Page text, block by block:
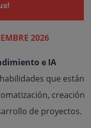
2026
e IA
que están
creación
de proyectos.